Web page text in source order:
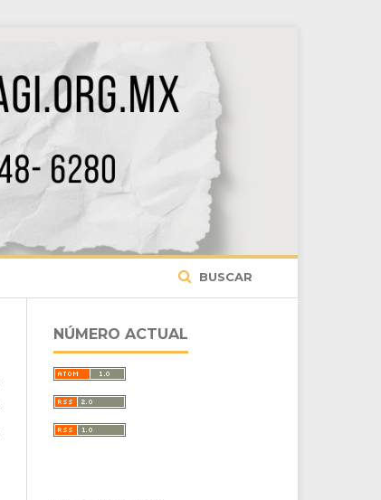
BUSCAR
NÚMERO ACTUAL